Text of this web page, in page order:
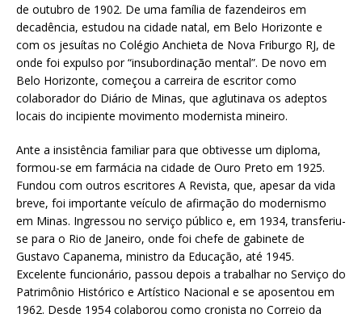
de outubro de 1902. De uma família de fazendeiros em
decadência, estudou na cidade natal, em Belo Horizonte e
com os jesuítas no Colégio Anchieta de Nova Friburgo RJ, de
onde foi expulso por “insubordinação mental”. De novo em
Belo Horizonte, começou a carreira de escritor como
colaborador do Diário de Minas, que aglutinava os adeptos
locais do incipiente movimento modernista mineiro.
Ante a insistência familiar para que obtivesse um diploma,
formou-se em farmácia na cidade de Ouro Preto em 1925.
Fundou com outros escritores A Revista, que, apesar da vida
breve, foi importante veículo de afirmação do modernismo
em Minas. Ingressou no serviço público e, em 1934, transferiu-
se para o Rio de Janeiro, onde foi chefe de gabinete de
Gustavo Capanema, ministro da Educação, até 1945.
Excelente funcionário, passou depois a trabalhar no Serviço do
Patrimônio Histórico e Artístico Nacional e se aposentou em
1962. Desde 1954 colaborou como cronista no Correio da